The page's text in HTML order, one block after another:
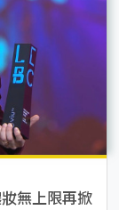
無上限再掀